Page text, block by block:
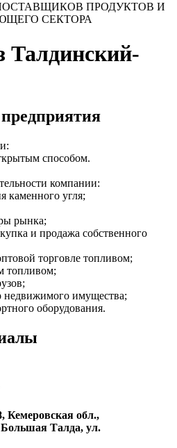
ПРОДУКТОВ И
СЕКТОРА
Талдинский-
способом.
компании:
каменного угля;
рынка;
и продажа собственного
торговле топливом;
топливом;
недвижимого имущества;
оборудования.
Кемеровская обл.,
Талда, ул.